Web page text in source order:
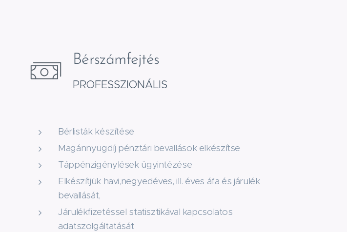
Bérszámfejtés
PROFESSZIONÁLIS
Bérlisták készítése
Magánnyugdíj pénztári bevallások elkészítse
Táppénzigénylések ügyintézése
Elkészítjük havi,negyedéves, ill. éves áfa és járulék
bevallását,
Járulékfizetéssel statisztikával kapcsolatos
adatszolgáltatását